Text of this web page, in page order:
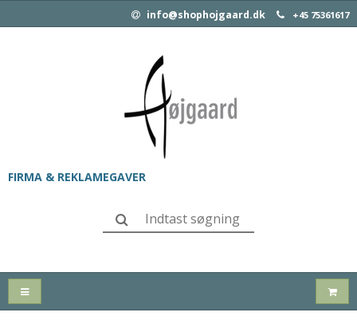
info@shophojgaard.dk +45 75361617
FIRMA & REKLAMEGAVER